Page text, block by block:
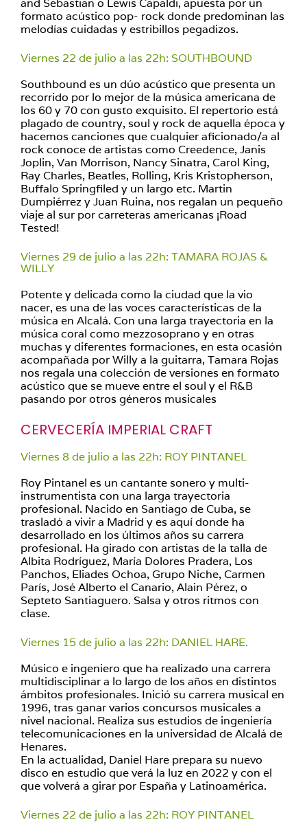
and Sebastian o Lewis Capaldi, apuesta por un
formato acústico pop- rock donde predominan las
melodías cuidadas y estribillos pegadizos.
Viernes 22 de julio a las 22h: SOUTHBOUND
Southbound es un dúo acústico que presenta un
recorrido por lo mejor de la música americana de
los 60 y 70 con gusto exquisito. El repertorio está
plagado de country, soul y rock de aquella época y
hacemos canciones que cualquier aficionado/a al
rock conoce de artistas como Creedence, Janis
Joplin, Van Morrison, Nancy Sinatra, Carol King,
Ray Charles, Beatles, Rolling, Kris Kristopherson,
Buffalo Springfiled y un largo etc. Martin
Dumpiérrez y Juan Ruina, nos regalan un pequeño
viaje al sur por carreteras americanas ¡Road
Tested!
Viernes 29 de julio a las 22h: TAMARA ROJAS &
WILLY
Potente y delicada como la ciudad que la vio
nacer, es una de las voces características de la
música en Alcalá. Con una larga trayectoria en la
música coral como mezzosoprano y en otras
muchas y diferentes formaciones, en esta ocasión
acompañada por Willy a la guitarra, Tamara Rojas
nos regala una colección de versiones en formato
acústico que se mueve entre el soul y el R&B
pasando por otros géneros musicales
CERVECERÍA IMPERIAL CRAFT
Viernes 8 de julio a las 22h: ROY PINTANEL
Roy Pintanel es un cantante sonero y multi-
instrumentista con una larga trayectoria
profesional. Nacido en Santiago de Cuba, se
trasladó a vivir a Madrid y es aquí donde ha
desarrollado en los últimos años su carrera
profesional. Ha girado con artistas de la talla de
Albita Rodríguez, María Dolores Pradera, Los
Panchos, Eliades Ochoa, Grupo Niche, Carmen
París, José Alberto el Canario, Alain Pérez, o
Septeto Santiaguero. Salsa y otros ritmos con
clase.
Viernes 15 de julio a las 22h: DANIEL HARE.
Músico e ingeniero que ha realizado una carrera
multidisciplinar a lo largo de los años en distintos
ámbitos profesionales. Inició su carrera musical en
1996, tras ganar varios concursos musicales a
nivel nacional. Realiza sus estudios de ingeniería
telecomunicaciones en la universidad de Alcalá de
Henares.
En la actualidad, Daniel Hare prepara su nuevo
disco en estudio que verá la luz en 2022 y con el
que volverá a girar por España y Latinoamérica.
Viernes 22 de julio a las 22h: ROY PINTANEL